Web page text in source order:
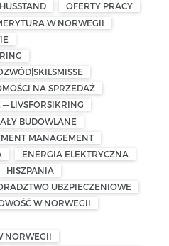
OFERTY PRACY
W NORWEGII
NA SPRZEDAŻ
LIVSFORSIKRING
BUDOWLANE
MANAGEMENT
ENERGIA ELEKTRYCZNA
HISZPANIA
UBZPIECZENIOWE
W NORWEGII
NORWEGII